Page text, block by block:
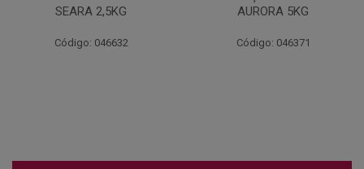
AURORA 5KG
Código: 046371
FATIADO PAKAN 200G
Código: 061522